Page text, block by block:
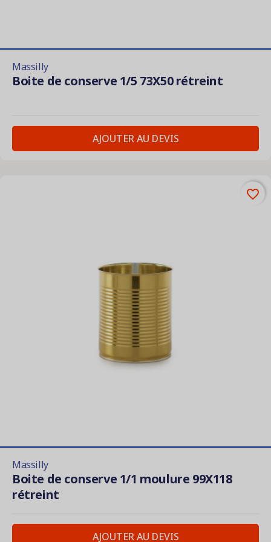
Massilly
Boite de conserve 1/5 73X50 rétreint
AJOUTER AU DEVIS
Massilly
Boite de conserve 1/1 moulure 99X118
rétreint
AJOUTER AU DEVIS
favorite_border